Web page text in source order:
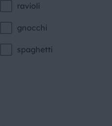
ravioli
gnocchi
spaghetti